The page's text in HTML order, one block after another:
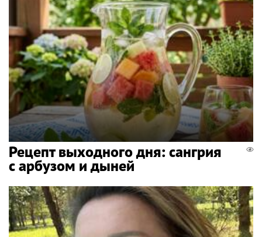
Рецепт выходного дня: сангрия
с арбузом и дыней